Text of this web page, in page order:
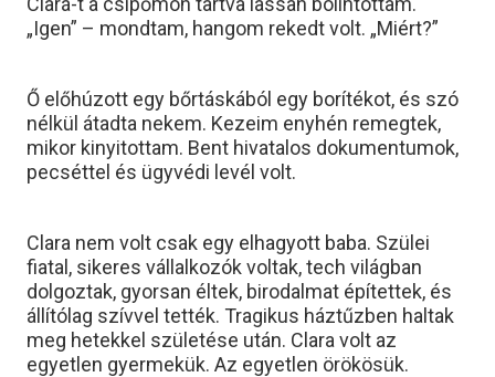
„Igen” – mondtam, hangom rekedt volt. „Miért?”
Ő előhúzott egy bőrtáskából egy borítékot, és szó
nélkül átadta nekem. Kezeim enyhén remegtek,
mikor kinyitottam. Bent hivatalos dokumentumok,
pecséttel és ügyvédi levél volt.
Clara nem volt csak egy elhagyott baba. Szülei
fiatal, sikeres vállalkozók voltak, tech világban
dolgoztak, gyorsan éltek, birodalmat építettek, és
állítólag szívvel tették. Tragikus háztűzben haltak
meg hetekkel születése után. Clara volt az
egyetlen gyermekük. Az egyetlen örökösük.